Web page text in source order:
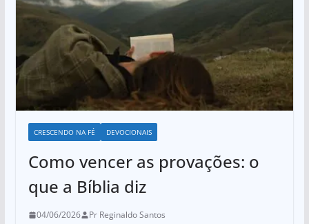
CRESCENDO NA FÉ DEVOCIONAIS
Como vencer as provações: o
que a Bíblia diz
04/06/2026 Pr Reginaldo Santos